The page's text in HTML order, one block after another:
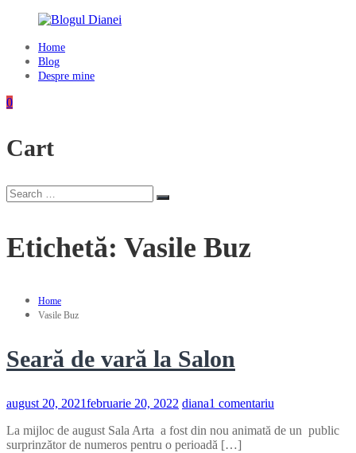
content
Blogul
Dianei
Blognotes
călătorii
și
finețuri
Home
Blog
Despre mine
0
Cart
Search
for:
Search
Etichetă: Vasile Buz
Home
Vasile Buz
Seară de vară la Salon
august 20, 2021februarie 20, 2022 diana1 comentariu
de
La mijloc de august Sala Arta a fost din nou animată de un public
surprinzător de numeros pentru o perioadă […]